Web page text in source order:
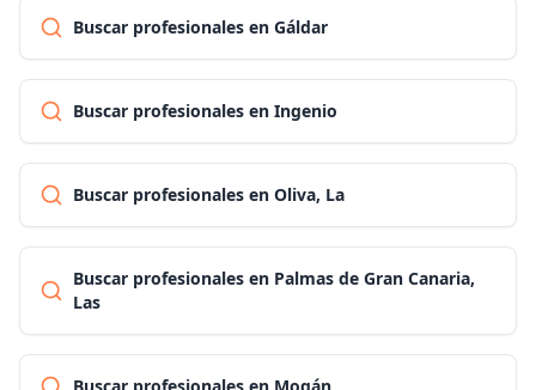
Buscar profesionales en Gáldar
Buscar profesionales en Ingenio
Buscar profesionales en Oliva, La
Buscar profesionales en Palmas de Gran Canaria,
Las